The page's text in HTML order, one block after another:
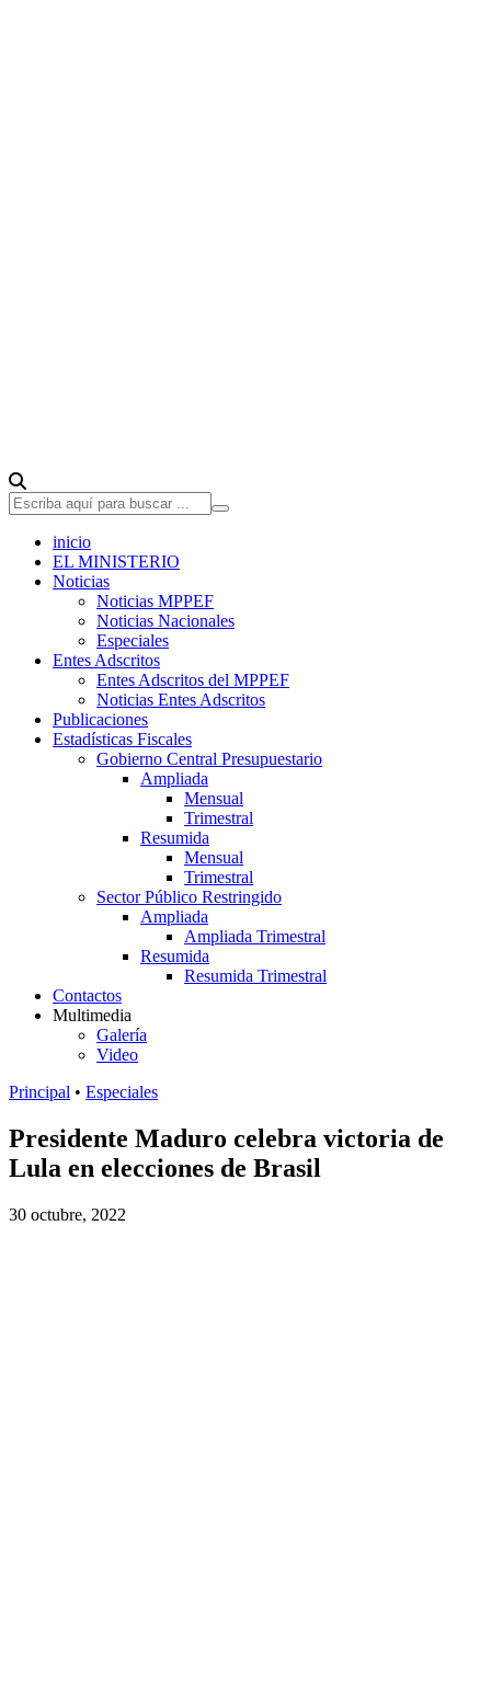
inicio
EL MINISTERIO
Noticias
Noticias MPPEF
Noticias Nacionales
Especiales
Entes Adscritos
Entes Adscritos del MPPEF
Noticias Entes Adscritos
Publicaciones
Estadísticas Fiscales
Gobierno Central Presupuestario
Ampliada
Mensual
Trimestral
Resumida
Mensual
Trimestral
Sector Público Restringido
Ampliada
Ampliada Trimestral
Resumida
Resumida Trimestral
Contactos
Multimedia
Galería
Video
Principal • Especiales
Presidente Maduro celebra victoria de
Lula en elecciones de Brasil
30 octubre, 2022